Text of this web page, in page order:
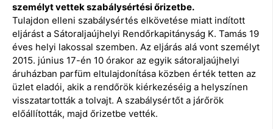
személyt vettek szabálysértési őrizetbe.
Tulajdon elleni szabálysértés elkövetése miatt indított
eljárást a Sátoraljaújhelyi Rendőrkapitányság K. Tamás 19
éves helyi lakossal szemben. Az eljárás alá vont személyt
2015. június 17-én 10 órakor az egyik sátoraljaújhelyi
áruházban parfüm eltulajdonítása közben érték tetten az
üzlet eladói, akik a rendőrök kiérkezéséig a helyszínen
visszatartották a tolvajt. A szabálysértőt a járőrök
előállították, majd őrizetbe vették.